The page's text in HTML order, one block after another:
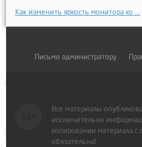
Как изменить яркость монитора ко ...
Письмо администратору
Все материалы
исключительно
копировании материала с
обязательна!